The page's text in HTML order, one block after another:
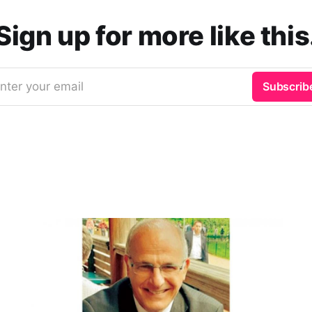
up for more like
your email